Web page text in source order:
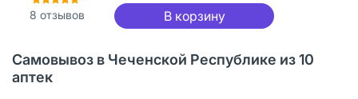
8 отзывов В корзину
Самовывоз в Чеченской Республике из 10
аптек